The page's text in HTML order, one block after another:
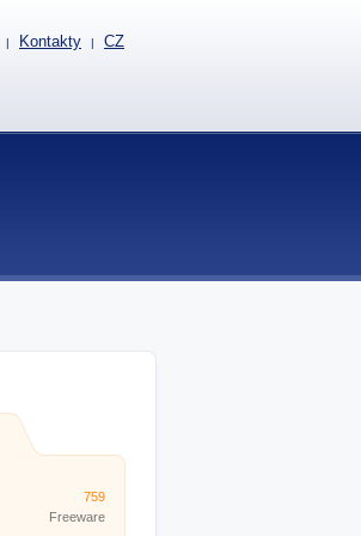
759
Freeware
| Kontakty | CZ